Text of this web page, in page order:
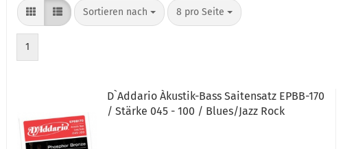
Sortieren nach
Sortieren nach 8 pro Seite
pro Seite
1
D`Addario Àkustik-Bass Saitensatz EPBB-170
/ Stärke 045 - 100 / Blues/Jazz Rock